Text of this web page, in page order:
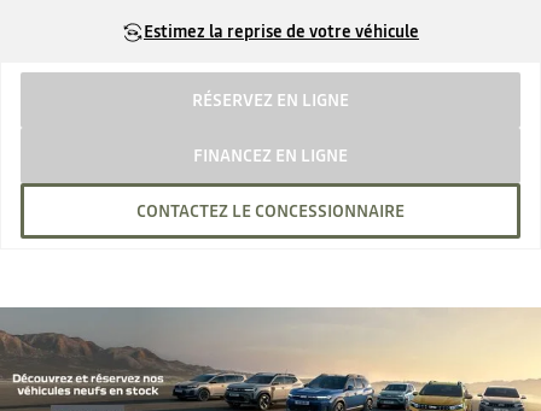
Estimez la reprise de votre véhicule
RÉSERVEZ EN LIGNE
FINANCEZ EN LIGNE
CONTACTEZ LE CONCESSIONNAIRE